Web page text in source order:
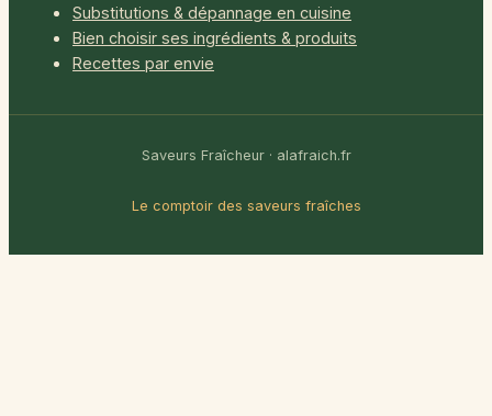
Substitutions & dépannage en cuisine
Bien choisir ses ingrédients & produits
Recettes par envie
Saveurs Fraîcheur · alafraich.fr
Le comptoir des saveurs fraîches